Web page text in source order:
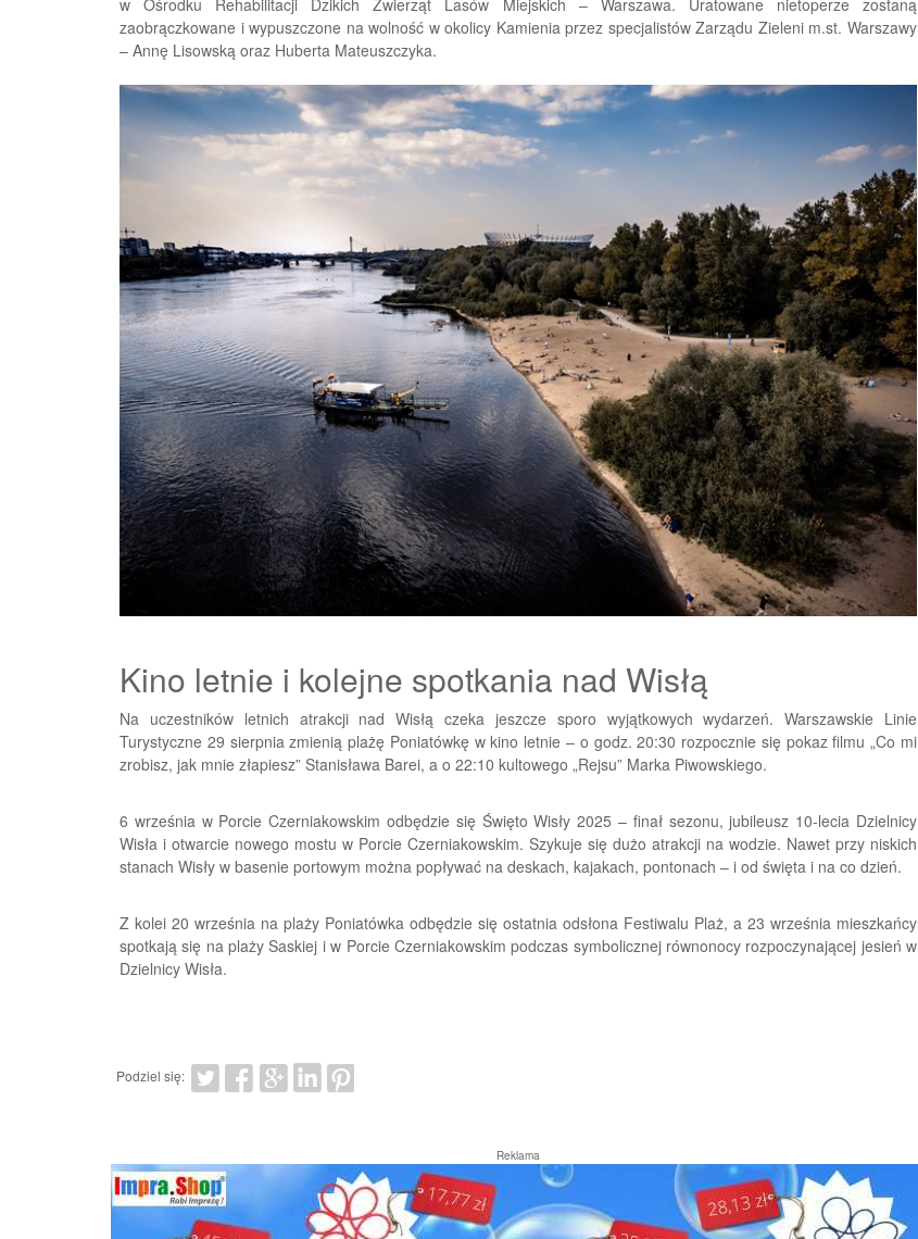
w Ośrodku Rehabilitacji Dzikich Zwierząt Lasów Miejskich – Warszawa. Uratowane nietoperze zostaną
zaobrączkowane i wypuszczone na wolność w okolicy Kamienia przez specjalistów Zarządu Zieleni m.st. Warszawy
– Annę Lisowską oraz Huberta Mateuszczyka.
Kino letnie i kolejne spotkania nad Wisłą
Na uczestników letnich atrakcji nad Wisłą czeka jeszcze sporo wyjątkowych wydarzeń. Warszawskie Linie
Turystyczne 29 sierpnia zmienią plażę Poniatówkę w kino letnie – o godz. 20:30 rozpocznie się pokaz filmu „Co mi
zrobisz, jak mnie złapiesz” Stanisława Barei, a o 22:10 kultowego „Rejsu” Marka Piwowskiego.
6 września w Porcie Czerniakowskim odbędzie się Święto Wisły 2025 – finał sezonu, jubileusz 10-lecia Dzielnicy
Wisła i otwarcie nowego mostu w Porcie Czerniakowskim. Szykuje się dużo atrakcji na wodzie. Nawet przy niskich
stanach Wisły w basenie portowym można popływać na deskach, kajakach, pontonach – i od święta i na co dzień.
Z kolei 20 września na plaży Poniatówka odbędzie się ostatnia odsłona Festiwalu Plaż, a 23 września mieszkańcy
spotkają się na plaży Saskiej i w Porcie Czerniakowskim podczas symbolicznej równonocy rozpoczynającej jesień w
Dzielnicy Wisła.
Podziel się:
Reklama